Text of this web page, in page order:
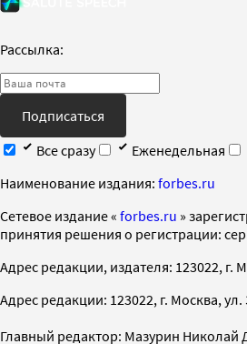
Рассылка:
Подписаться
Все сразу
Еженедельная
Наименование издания: forbes.ru
Cетевое издание « forbes.ru »
принятия решения о регистрации:
Адрес редакции, издателя: 123022, г.
Адрес редакции: 123022, г. Москва, ул.
Главный редактор: Мазурин Николай